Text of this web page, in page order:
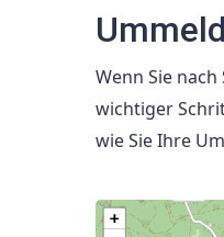
Wenn Sie
wichtiger
wie Sie Ihre